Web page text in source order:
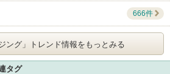
666件
ング」 トレンド情報をもっとみる
タグ